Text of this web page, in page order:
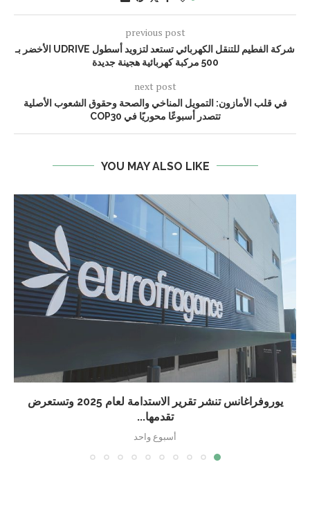
previous post
شركة الفطيم للتنقل الكهربائي تستعد لتزويد أسطول UDRIVE الأخضر بـ
500 مركبة كهربائية هجينة جديدة
next post
في قلب الأمازون: التمويل المناخي والصحة وحقوق الشعوب الأصلية
تتصدر أسبوعًا محوريًا في COP30
YOU MAY ALSO LIKE
يوروفراغانس تنشر تقرير الاستدامة لعام 2025 وتستعرض
تقدمها...
أسبوع واحد